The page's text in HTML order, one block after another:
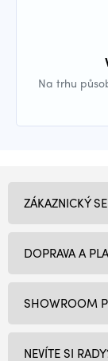
Na trhu
SHOWROOM
NEVÍTE SI
ZÁKAZNICKÝ
DOPRAVA A